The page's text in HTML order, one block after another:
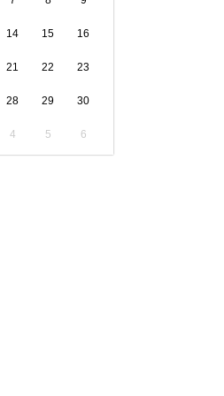
14 15 16
21 22 23
28 29 30
4 5 6